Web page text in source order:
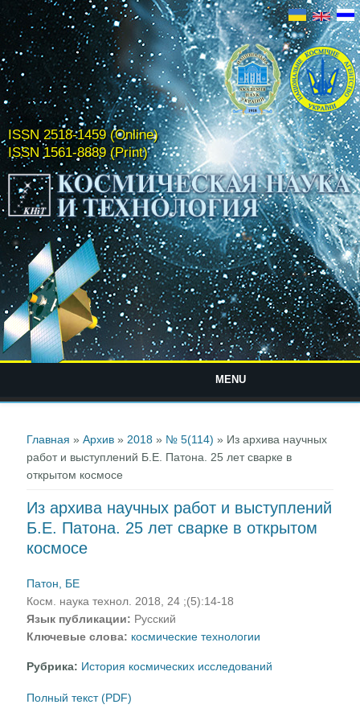
ISSN 2518-1459 (Online)
ISSN 1561-8889 (Print)
MENU
Главная »Архив » 2018 » № 5(114) » Из архива научных
работ и выступлений Б.Е. Патона. 25 лет сварке в
открытом космосе
Из архива научных работ и выступлений
Б.Е. Патона. 25 лет сварке в открытом
космосе
Патон, БЕ
Косм. наука технол. 2018, 24 ;(5):14-18
Язык публикации: Русский
Ключевые слова: космические технологии
Рубрика: История космических исследований
Полный текст (PDF)